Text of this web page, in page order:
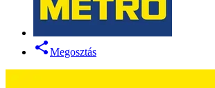
Megosztás